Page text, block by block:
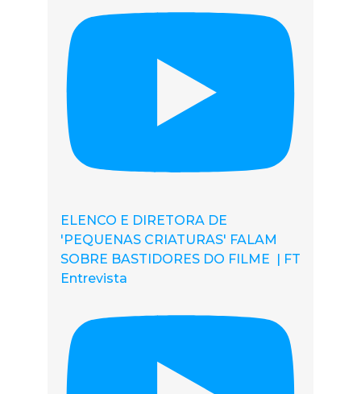
ELENCO E DIRETORA DE
'PEQUENAS CRIATURAS' FALAM
SOBRE BASTIDORES DO FILME | FT
Entrevista